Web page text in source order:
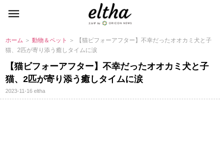
ホーム ＞動物＆ペット
＞ 【猫ビフォーアフター】不幸だったオオカミ犬と子
猫、2匹が寄り添う癒しタイムに涙
【猫ビフォーアフター】不幸だったオオカミ犬と子
猫、2匹が寄り添う癒しタイムに涙
2023-11-16eltha